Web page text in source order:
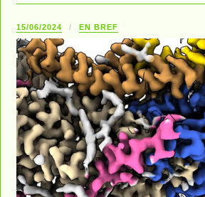
15/06/2024 EN BREF